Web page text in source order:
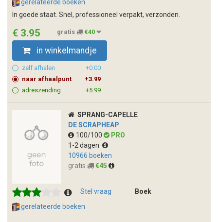
gerelateerde boeken
In goede staat. Snel, professioneel verpakt, verzonden.
€ 3.95 gratis €40
in winkelmandje
zelf afhalen
+0.00
naar afhaalpunt
+3.99
adreszending
+5.99
SPRANG-CAPELLE
DE SCRAPHEAP
100/100
PRO
1-2 dagen
10966 boeken
gratis
€45
Stel vraag
Boek
gerelateerde boeken